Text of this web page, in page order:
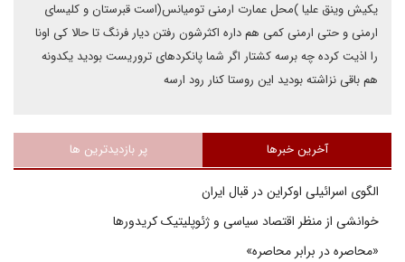
یکیش وینق علیا )محل عمارت ارمنی تومیانس(است قبرستان و کلیسای
ارمنی و حتی ارمنی کمی هم داره اکثرشون رفتن دیار فرنگ تا حالا کی اونا
را اذیت کرده چه برسه کشتار اگر شما پانکردهای تروریست بودید یکدونه
هم باقی نزاشته بودید این روستا کنار رود ارسه
آخرین خبرها پر بازدیدترین ها
الگوی اسرائیلی اوکراین در قبال ایران
خوانشی از منظر اقتصاد سیاسی و ژئوپلیتیک کریدورها
«محاصره در برابر محاصره»